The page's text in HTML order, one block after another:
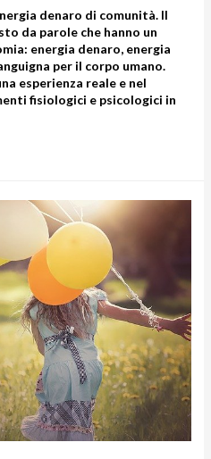
denaro di comunità. Il
da parole che hanno un
energia denaro, energia
per il corpo umano.
esperienza reale e nel
fisiologici e psicologici in